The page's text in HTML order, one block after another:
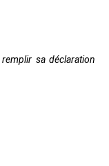
sa déclaration